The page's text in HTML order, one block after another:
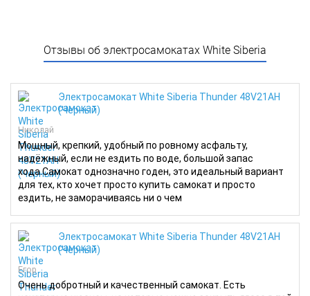
Отзывы об электросамокатах White Siberia
Электросамокат White Siberia Thunder 48V21AH
(Черный)
Николай
Мощный, крепкий, удобный по ровному асфальту,
надёжный, если не ездить по воде, большой запас
хода.Самокат однозначно годен, это идеальный вариант
для тех, кто хочет просто купить самокат и просто
ездить, не заморачиваясь ни о чем
Электросамокат White Siberia Thunder 48V21AH
(Черный)
Егор
Очень добротный и качественный самокат. Есть